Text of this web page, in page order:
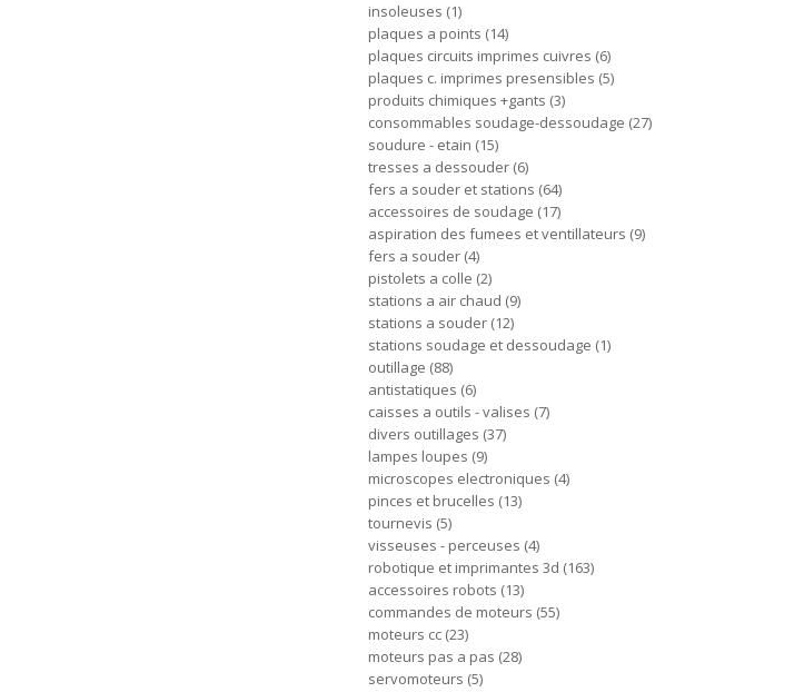
insoleuses 1
plaques a points 14
plaques circuits imprimes cuivres 6
plaques c. imprimes presensibles 5
produits chimiques +gants 3
consommables soudage-dessoudage 27
soudure - etain 15
tresses a dessouder 6
fers a souder et stations 64
accessoires de soudage 17
aspiration des fumees et ventillateurs 9
fers a souder 4
pistolets a colle 2
stations a air chaud 9
stations a souder 12
stations soudage et dessoudage 1
outillage 88
antistatiques 6
caisses a outils - valises 7
divers outillages 37
lampes loupes 9
microscopes electroniques 4
pinces et brucelles 13
tournevis 5
visseuses - perceuses 4
robotique et imprimantes 3d 163
accessoires robots 13
commandes de moteurs 55
moteurs cc 23
moteurs pas a pas 28
servomoteurs 5